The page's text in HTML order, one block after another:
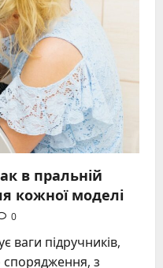
в пральній
кожної моделі
0
підручників,
спорядження, з